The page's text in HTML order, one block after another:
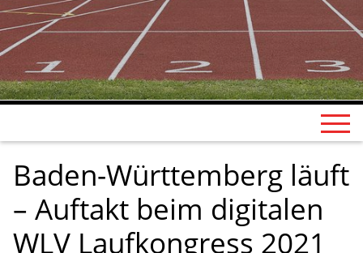
Baden-Württemberg läuft
– Auftakt beim digitalen
WLV Laufkongress 2021